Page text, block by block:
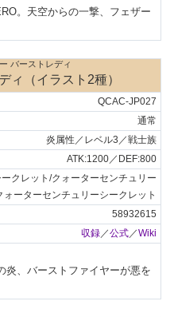
。天空からの一撃、フェザー
バーストレディ
ィ（イラスト2種）
QCAC-JP027
通常
炎属性／レベル3／戦士族
ATK:1200／DEF:800
クレット/クォーターセンチュリー
ォーターセンチュリーシークレット
58932615
収録／公式／Wiki
炎、バーストファイヤーが悪を